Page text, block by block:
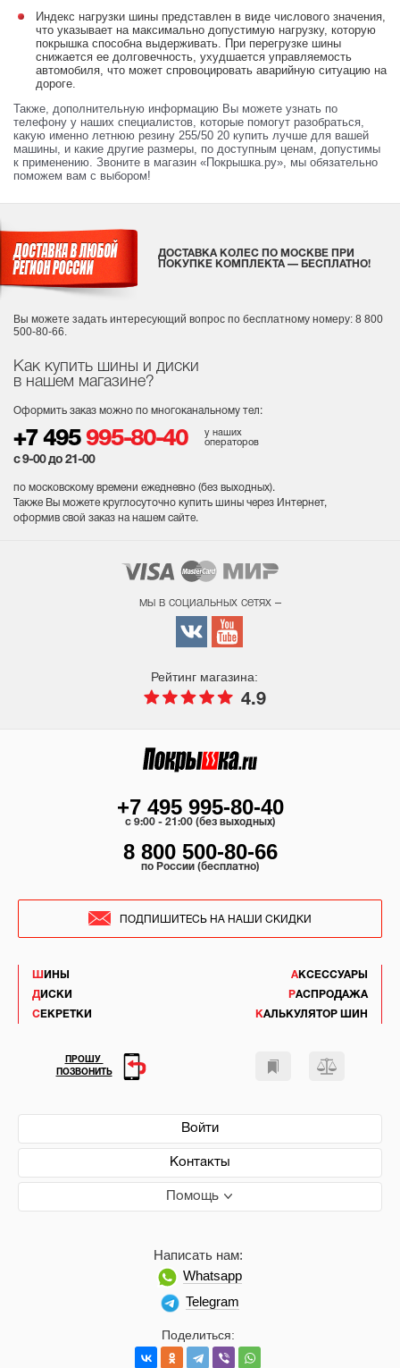
Индекс нагрузки шины представлен в виде числового значения,
что указывает на максимально допустимую нагрузку, которую
покрышка способна выдерживать. При перегрузке шины
снижается ее долговечность, ухудшается управляемость
автомобиля, что может спровоцировать аварийную ситуацию на
дороге.
Также, дополнительную информацию Вы можете узнать по
телефону у наших специалистов, которые помогут разобраться,
какую именно летнюю резину 255/50 20 купить лучше для вашей
машины, и какие другие размеры, по доступным ценам, допустимы
к применению. Звоните в магазин «Покрышка.ру», мы обязательно
поможем вам с выбором!
Как купить шины и диски
в нашем магазине?
Оформить заказ можно по многоканальному тел:
+7 495 995-80-40
у наших
операторов
с 9-00 до 21-00
по московскому времени ежедневно (без выходных).
Также Вы можете круглосуточно купить шины через Интернет,
оформив свой заказ на нашем сайте.
ДОСТАВКА КОЛЕС ПО МОСКВЕ ПРИ
ПОКУПКЕ КОМПЛЕКТА — БЕСПЛАТНО!
Вы можете задать интересующий вопрос по бесплатному номеру: 8 800
500-80-66.
мы в социальных сетях –
Рейтинг магазина:
4.9
ШИНЫ
ДИСКИ
СЕКРЕТКИ
АКСЕССУАРЫ
РАСПРОДАЖА
КАЛЬКУЛЯТОР ШИН
Войти
Контакты
Помощь
Поделиться:
Написать нам:
Whatsapp
Telegram
+7 495 995-80-40
c 9:00 - 21:00 (без выходных)
8 800 500-80-66
по России (бесплатно)
ПОДПИШИТЕСЬ НА НАШИ СКИДКИ
ПРОШУ
ПОЗВОНИТЬ